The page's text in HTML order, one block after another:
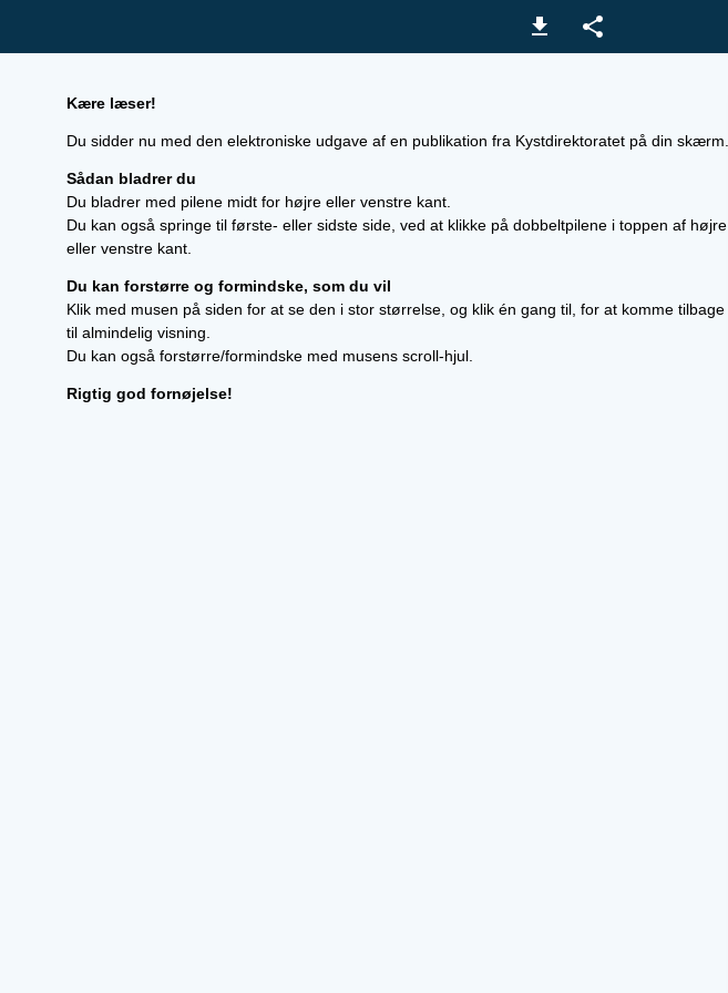
Kære læser!
Du sidder nu med den elektroniske udgave af en publikation fra Kystdirektoratet på din skærm.
Sådan bladrer du
Du bladrer med pilene midt for højre eller venstre kant.
Du kan også springe til første- eller sidste side, ved at klikke på dobbeltpilene i toppen af højre
eller venstre kant.
Du kan forstørre og formindske, som du vil
Klik med musen på siden for at se den i stor størrelse, og klik én gang til, for at komme tilbage
til almindelig visning.
Du kan også forstørre/formindske med musens scroll-hjul.
Rigtig god fornøjelse!